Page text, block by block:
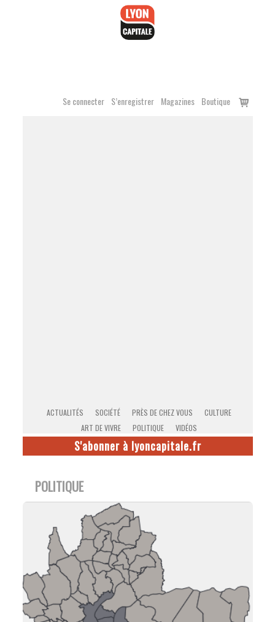
Se connecter S’enregistrer Magazines Boutique
Voir
ACTUALITÉS SOCIÉTÉ PRÈS DE CHEZ VOUS
CULTURE
ART DE VIVRE
POLITIQUE VIDÉOS
S'abonner à lyoncapitale.fr
POLITIQUE